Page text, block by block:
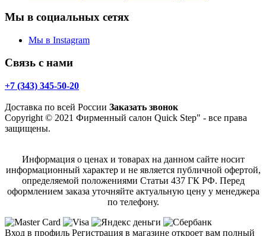
Мы в социальных сетях
Мы в Instagram
Связь с нами
+7 (343) 345-50-20
Доставка по всей России Заказать звонок
Copyright © 2021 Фирменный салон Quick Step" - все права
защищены.
Информация о ценах и товарах на данном сайте носит
информационный характер и не является публичной офертой,
определяемой положениями Статьи 437 ГК РФ. Перед
оформлением заказа уточняйте актуальную цену у менеджера
по телефону.
Вход в профиль Регистрация в магазине откроет вам полный